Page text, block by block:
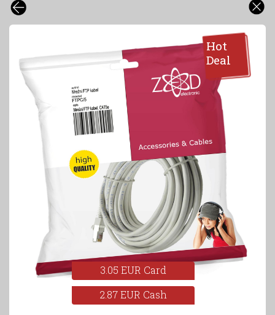
Hot
Deal
3.05 EUR Card
2.87 EUR Cash